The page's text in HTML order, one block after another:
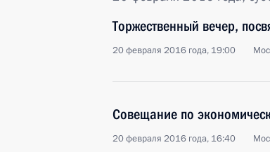
Торжественный вечер,
20 февраля 2016 года, 19:00
Совещание по
20 февраля 2016 года, 16:40